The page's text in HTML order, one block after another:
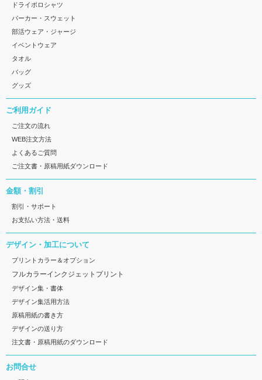
ドライポロシャツ
パーカー・スウェット
部活ウェア・ジャージ
イベントウェア
タオル
バッグ
グッズ
ご利用ガイド
ご注文の流れ
WEB注文方法
よくあるご質問
ご注文書・原稿用紙ダウンロード
金額・割引
割引・サポート
お支払い方法・送料
デザイン・加工について
プリントカラー＆オプション
フルカラーインクジェットプリント
デザイン集・書体
デザイン集活用方法
原稿用紙の書き方
デザインの送り方
注文書・原稿用紙のダウンロード
お問合せ